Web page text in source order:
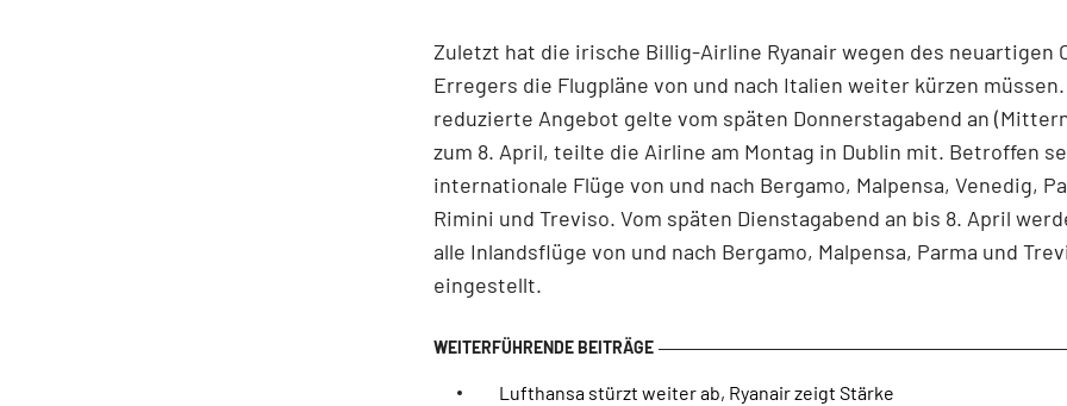
Zuletzt hat die irische Billig-Airline Ryanair wegen des neuartigen
Erregers die Flugpläne von und nach Italien weiter kürzen
reduzierte Angebot gelte vom späten Donnerstagabend an
zum 8. April, teilte die Airline am Montag in Dublin mit. Betroffen
internationale Flüge von und nach Bergamo, Malpensa, Venedig,
Rimini und Treviso. Vom späten Dienstagabend an bis 8. April
alle Inlandsflüge von und nach Bergamo, Malpensa, Parma und
eingestellt.
Lufthansa stürzt weiter ab, Ryanair zeigt Stärke